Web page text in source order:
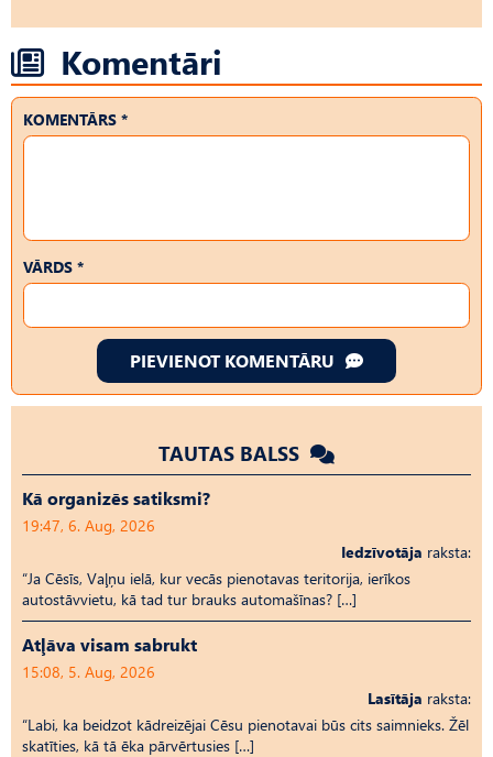
Komentāri
KOMENTĀRS *
VĀRDS *
PIEVIENOT KOMENTĀRU
TAUTAS BALSS
Kā organizēs satiksmi?
19:47, 6. Aug, 2026
Iedzīvotāja raksta:
“Ja Cēsīs, Vaļņu ielā, kur vecās pienotavas teritorija, ierīkos
autostāvvietu, kā tad tur brauks automašīnas? […]
Atļāva visam sabrukt
15:08, 5. Aug, 2026
Lasītāja raksta:
“Labi, ka beidzot kādreizējai Cēsu pienotavai būs cits saimnieks. Žēl
skatīties, kā tā ēka pārvērtusies […]